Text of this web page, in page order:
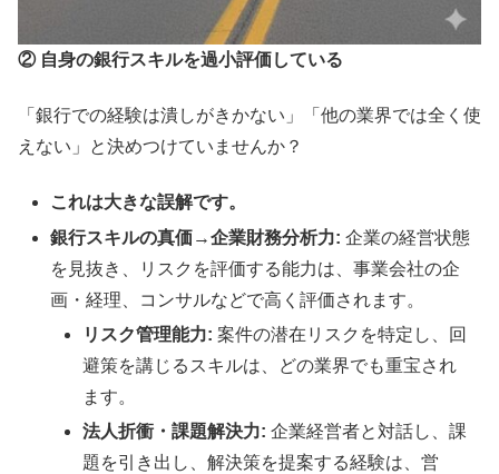
② 自身の銀行スキルを過小評価している
「銀行での経験は潰しがきかない」「他の業界では全く使
えない」と決めつけていませんか？
これは大きな誤解です。
銀行スキルの真価→企業財務分析力: 企業の経営状態
を見抜き、リスクを評価する能力は、事業会社の企
画・経理、コンサルなどで高く評価されます。
リスク管理能力: 案件の潜在リスクを特定し、回
避策を講じるスキルは、どの業界でも重宝され
ます。
法人折衝・課題解決力: 企業経営者と対話し、課
題を引き出し、解決策を提案する経験は、営